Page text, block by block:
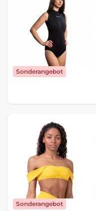
Sonderangebot
Sonderangebot